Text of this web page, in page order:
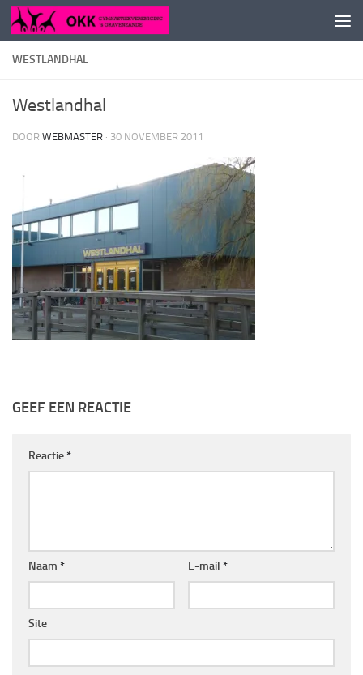
Doorgaan naar inhoud
WESTLANDHAL
Westlandhal
DOOR WEBMASTER · 30 NOVEMBER 2011
GEEF EEN REACTIE
Reactie*
Naam * E-mail *
Site